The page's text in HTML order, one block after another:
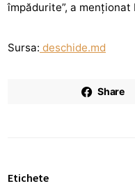
împădurite”, a
Sursa: deschide.md
Share
Etichete